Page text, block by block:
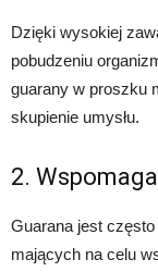
Dzięki wysokiej
pobudzeniu
guarany w proszku
skupienie umysłu.
2.
Guarana jest
mających na celu